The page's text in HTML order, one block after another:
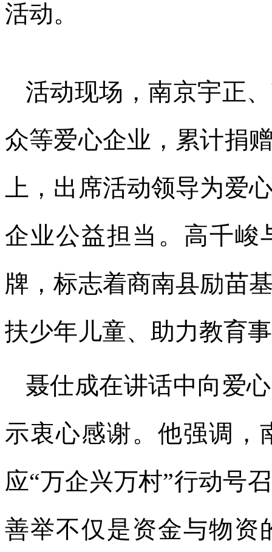
活动。
活动现场，南京宇正
众等爱心企业，累计捐
上，出席活动领导为爱
企业公益担当。高千峻
牌，标志着商南县励苗
扶少年儿童、助力教育
聂仕成在讲话中向爱
示衷心感谢。他强调，
应“万企兴万村”行动号
善举不仅是资金与物资